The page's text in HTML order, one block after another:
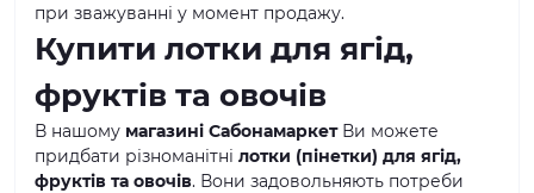
при зважуванні у момент продажу.
Купити лотки для ягід,
фруктів та овочів
В нашому магазині СабонамаркетВи можете
придбати різноманітні лотки (пінетки) для ягід,
фруктів та овочів. Вони задовольняють потреби